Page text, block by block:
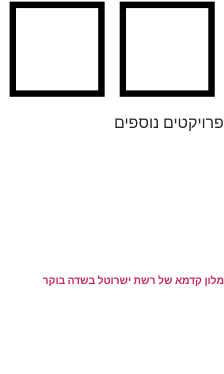
פרויקטים נוספים
מלון קדמא של רשת ישרוטל בשדה בוקר